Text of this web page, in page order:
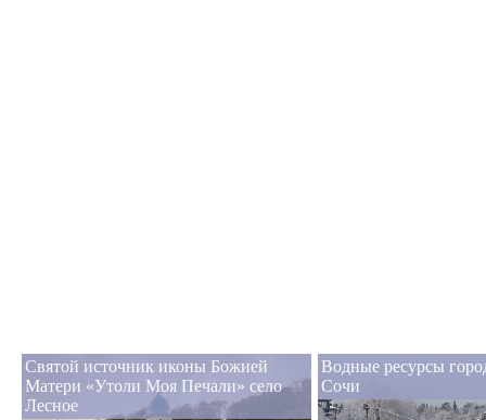
Святой источник иконы Божией
Матери «Утоли Моя Печали» село
Лесное
Водные ресурсы
Сочи